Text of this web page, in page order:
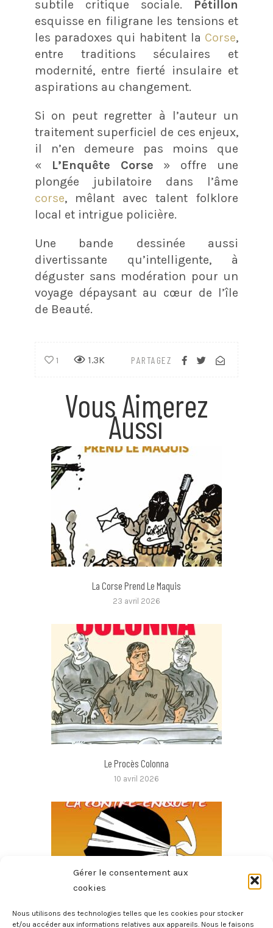
Gérer le consentement aux
cookies
Nous utilisons des technologies telles que les cookies pour stocker
et/ou accéder aux informations relatives aux appareils. Nous le faisons
subtile critique sociale. Pétillon
esquisse en filigrane les tensions et
les paradoxes qui habitent la Corse,
entre traditions séculaires et
modernité, entre fierté insulaire et
aspirations au changement.
Si on peut regretter à l’auteur un
traitement superficiel de ces enjeux,
il n’en demeure pas moins que
«
L’Enquête Corse » offre une
plongée jubilatoire dans l’âme
corse, mêlant avec talent folklore
local et intrigue policière.
Une bande dessinée aussi
divertissante qu’intelligente, à
déguster sans modération pour un
voyage dépaysant au cœur de l’île
de Beauté.
PARTAGEZ
1 1.3K
Vous Aimerez
Aussi
La Corse Prend Le Maquis
23 avril 2026
Le Procès Colonna
10 avril 2026